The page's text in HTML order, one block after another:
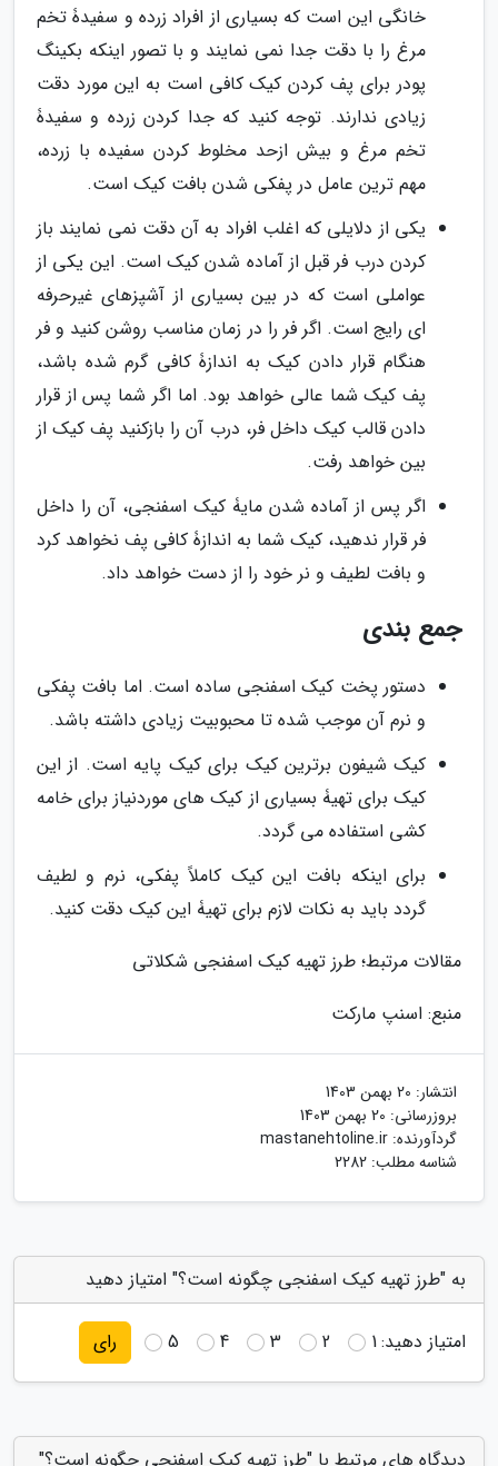
خانگی این است که بسیاری از افراد زرده و سفیدۀ تخم
مرغ را با دقت جدا نمی نمایند و با تصور اینکه بکینگ
پودر برای پف کردن کیک کافی است به این مورد دقت
زیادی ندارند. توجه کنید که جدا کردن زرده و سفیدۀ
تخم مرغ و بیش ازحد مخلوط کردن سفیده با زرده،
مهم ترین عامل در پفکی شدن بافت کیک است.
یکی از دلایلی که اغلب افراد به آن دقت نمی نمایند باز
کردن درب فر قبل از آماده شدن کیک است. این یکی از
عواملی است که در بین بسیاری از آشپزهای غیرحرفه
ای رایج است. اگر فر را در زمان مناسب روشن کنید و فر
هنگام قرار دادن کیک به اندازۀ کافی گرم شده باشد،
پف کیک شما عالی خواهد بود. اما اگر شما پس از قرار
دادن قالب کیک داخل فر، درب آن را بازکنید پف کیک از
بین خواهد رفت.
اگر پس از آماده شدن مایۀ کیک اسفنجی، آن را داخل
فر قرار ندهید، کیک شما به اندازۀ کافی پف نخواهد کرد
و بافت لطیف و نر خود را از دست خواهد داد.
جمع بندی
دستور پخت کیک اسفنجی ساده است. اما بافت پفکی
و نرم آن موجب شده تا محبوبیت زیادی داشته باشد.
کیک شیفون برترین کیک برای کیک پایه است. از این
کیک برای تهیۀ بسیاری از کیک های موردنیاز برای خامه
کشی استفاده می گردد.
برای اینکه بافت این کیک کاملاً پفکی، نرم و لطیف
گردد باید به نکات لازم برای تهیۀ این کیک دقت کنید.
مقالات مرتبط؛ طرز تهیه کیک اسفنجی شکلاتی
منبع: اسنپ مارکت
انتشار: 20 بهمن 1403
بروزرسانی: 20 بهمن 1403
گردآورنده: mastanehtoline.ir
شناسه مطلب: 2282
به "طرز تهیه کیک اسفنجی چگونه است؟" امتیاز دهید
امتیاز دهید:1
2
3
4
5 رای
دیدگاه های مرتبط با "طرز تهیه کیک اسفنجی چگونه است؟"